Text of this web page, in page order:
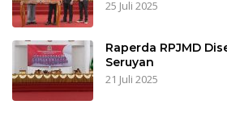
25 Juli 2025
Raperda RPJMD
Seruyan
21 Juli 2025